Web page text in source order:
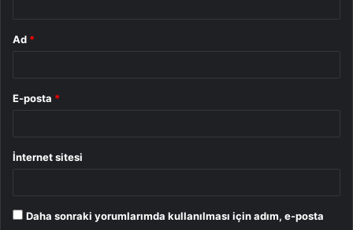
Ad *
E-posta *
İnternet sitesi
Daha sonraki yorumlarımda kullanılması için adım, e-posta